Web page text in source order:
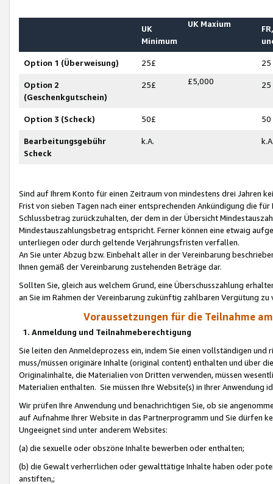
UK
Minimum
UK Maxium
Option 1 (Überweisung) 25£ 25
Option 2
(Geschenkgutschein)
25£ £5,000 25
Option 3 (Scheck) 50£ 50
Bearbeitungsgebühr
Scheck
k.A.
Sind auf Ihrem Konto für einen Zeitraum von mindestens drei Jahren
Frist von sieben Tagen nach einer entsprechenden Ankündigung die
Schlussbetrag zurückzuhalten, der dem in der Übersicht
Mindestauszahlungsbetrag entspricht. Ferner können eine etwaig
unterliegen oder durch geltende Verjährungsfristen verfallen.
An Sie unter Abzug bzw. Einbehalt aller in der Vereinbarung
Ihnen gemäß der Vereinbarung zustehenden Beträge dar.
Sollten Sie, gleich aus welchem Grund, eine Überschusszahlung
an Sie im Rahmen der Vereinbarung zukünftig zahlbaren Vergütung zu
Voraussetzungen für die Teilnahme
1. Anmeldung und Teilnahmeberechtigung
Sie leiten den Anmeldeprozess ein, indem Sie einen vollständigen
muss/müssen originäre Inhalte (original content) enthalten und über
Originalinhalte, die Materialien von Dritten verwenden, müssen
Materialien enthalten. Sie müssen Ihre Website(s) in Ihrer Anwendung
Wir prüfen Ihre Anwendung und benachrichtigen Sie, ob sie
auf Aufnahme Ihrer Website in das Partnerprogramm und Sie dürfen
Ungeeignet sind unter anderem Websites:
(a) die sexuelle oder obszöne Inhalte bewerben oder enthalten;
(b) die Gewalt verherrlichen oder gewalttätige Inhalte haben oder
anstiften,;